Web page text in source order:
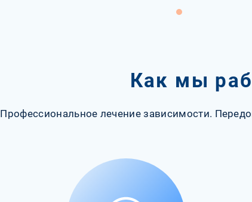
Как мы
Профессиональное лечение зависимости.